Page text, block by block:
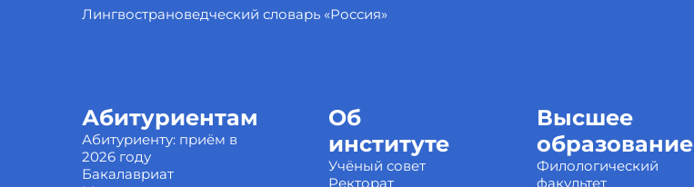
Лингвострановедческий словарь «Россия»
Абитуриентам
Абитуриенту: приём в
2026 году
Бакалавриат
Об
институте
Учёный совет
Ректорат
Высшее
образование
Филологический
факультет